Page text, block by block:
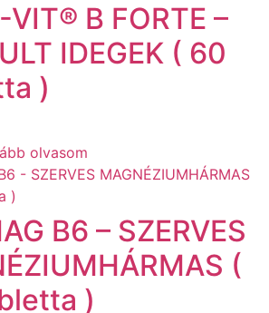
VIT® B FORTE –
IDEGEK ( 60
)
olvasom
B6 – SZERVES
(
)